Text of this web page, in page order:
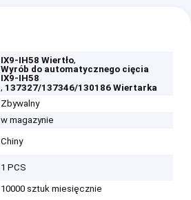
IX9-IH58 Wiertło,
Wyrób do automatycznego cięcia
IX9-IH58
, 137327/137346/130186 Wiertarka
Zbywalny
w magazynie
Chiny
1 PCS
10000 sztuk miesięcznie